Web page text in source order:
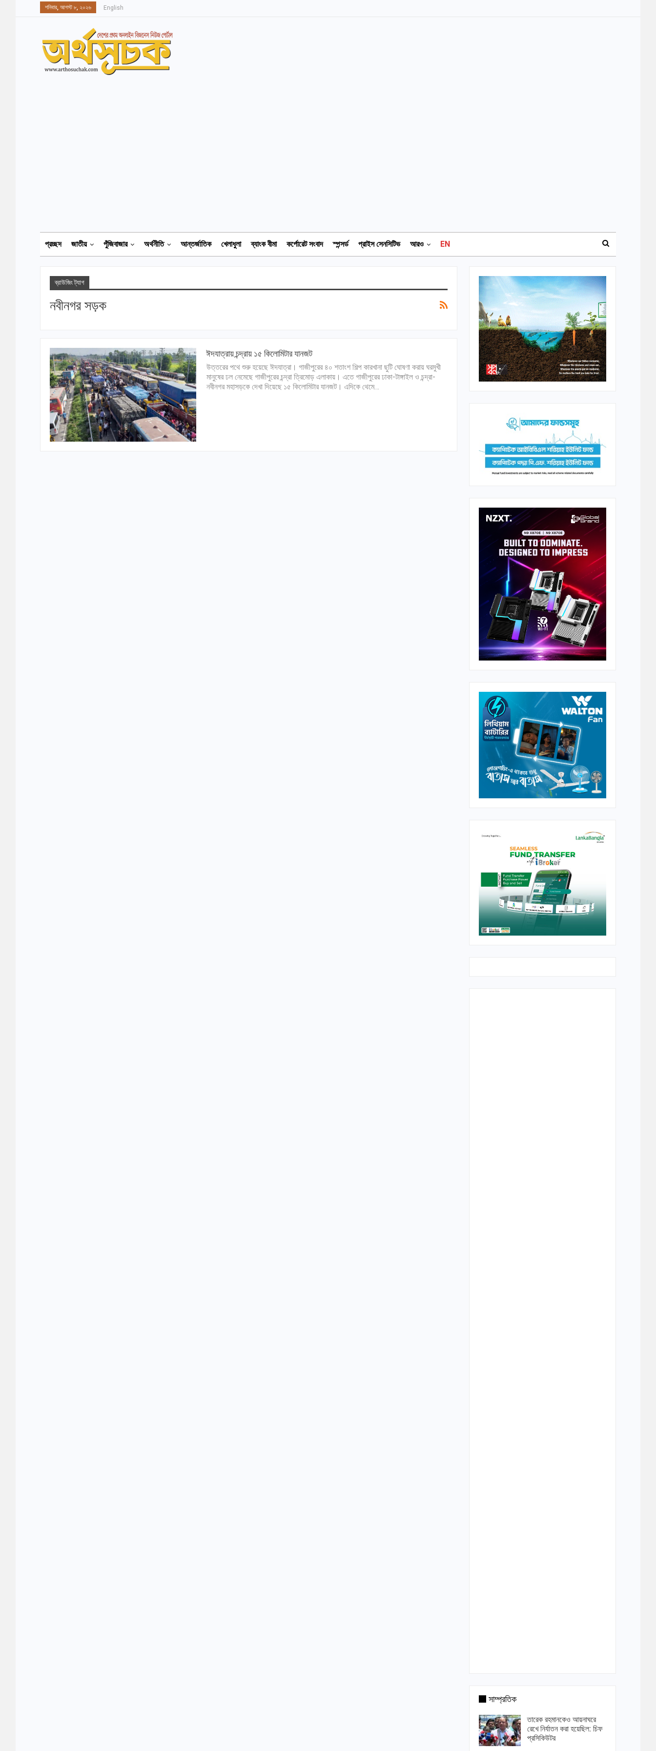
শনিবার, আগস্ট ৮, ২০২৬ English
প্রচ্ছদ জাতীয় পুঁজিবাজার অর্থনীতি আন্তর্জাতিক খেলাধুলা ব্যাংক বীমা কর্পোরেট সংবাদ স্পন্সর্ড প্রাইস সেনসিটিভ আরও EN
ব্রাউজিং ট্যাগ
নবীনগর সড়ক
ঈদযাত্রায় চন্দ্রায় ১৫ কিলোমিটার যানজট
উত্তরের পথে শুরু হয়েছে ঈদযাত্রা। গাজীপুরের ৪০ শতাংশ শিল্প কারখানা ছুটি ঘোষণা করায় ঘরমুখী
মানুষের ঢল নেমেছে গাজীপুরের চন্দ্রা ত্রিমোড় এলাকায়। এতে গাজীপুরের ঢাকা-টাঙ্গাইল ও চন্দ্রা-
নবীনগর মহাসড়কে দেখা দিয়েছে ১৫ কিলোমিটার যানজট। এদিকে থেমে…
সাম্প্রতিক
তারেক রহমানকেও আয়নাঘরে
রেখে নির্যাতন করা হয়েছিল: চিফ
প্রসিকিউটর